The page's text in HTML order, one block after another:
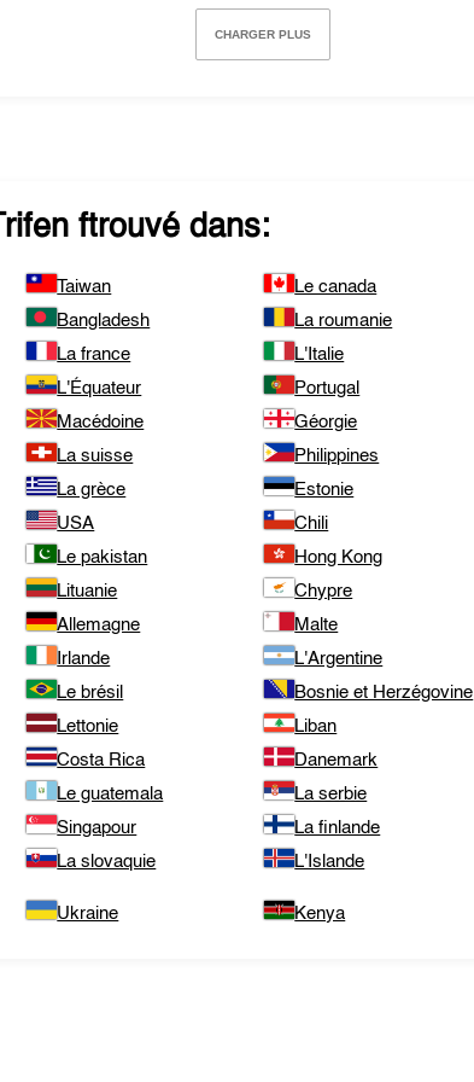
CHARGER PLUS
Trifen ftrouvé dans:
Taiwan Le canada
Bangladesh La roumanie
La france L'Italie
L'Équateur Portugal
Macédoine Géorgie
La suisse Philippines
La grèce Estonie
USA Chili
Le pakistan Hong Kong
Lituanie Chypre
Allemagne Malte
Irlande L'Argentine
Le brésil Bosnie et Herzégovine
Lettonie Liban
Costa Rica Danemark
Le guatemala La serbie
Singapour La finlande
La slovaquie L'Islande
Ukraine Kenya